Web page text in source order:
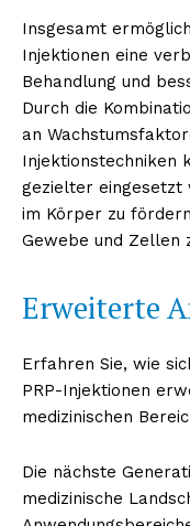
Insgesamt
Injektionen eine
Behandlung und
Durch die
an
Injektionstechniken
gezielter eingesetzt
im Körper zu
Gewebe und Zellen
Erweiterte
Erfahren Sie, wie
PRP-Injektionen
medizinischen
Die nächste
medizinische